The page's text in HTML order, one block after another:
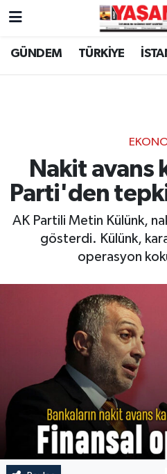
GÜNDEM TÜRKİYE
Nakit avans
Parti'den
AK Partili Metin Külünk,
gösterdi. Külünk,
operasyon